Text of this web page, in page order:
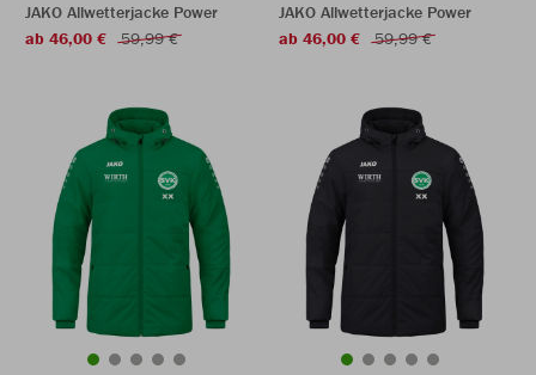
JAKO Allwetterjacke Power
ab 46,00 €
59,99 €
JAKO Allwetterjacke Power
ab 46,00 €
59,99 €